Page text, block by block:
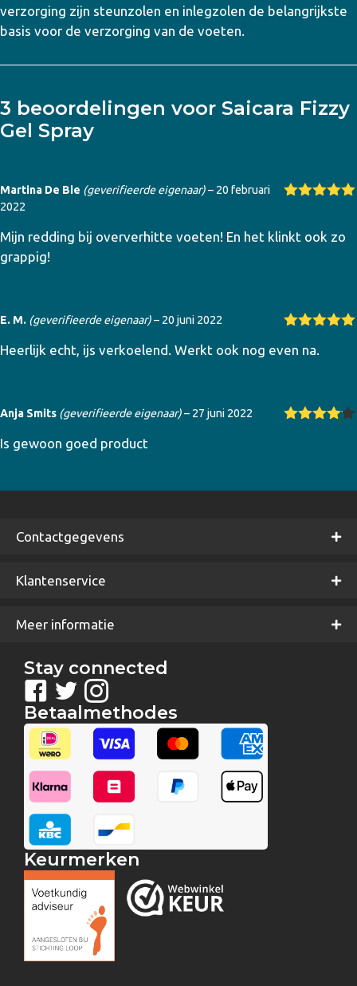
verzorging zijn steunzolen en inlegzolen de belangrijkste
basis voor de verzorging van de voeten.
3 beoordelingen voor Saicara Fizzy
Gel Spray
Martina De Bie (geverifieerde eigenaar)– 20 februari
2022
Mijn redding bij oververhitte voeten! En het klinkt ook zo
grappig!
d 5uit 5
E. M. (geverifieerde eigenaar)– 20 juni 2022
Heerlijk echt, ijs verkoelend. Werkt ook nog even na.
Anja Smits (geverifieerde eigenaar)– 27 juni 2022
Is gewoon goed product
Contactgegevens
Klantenservice
Meer informatie
Stay connected
Betaalmethodes
Keurmerken